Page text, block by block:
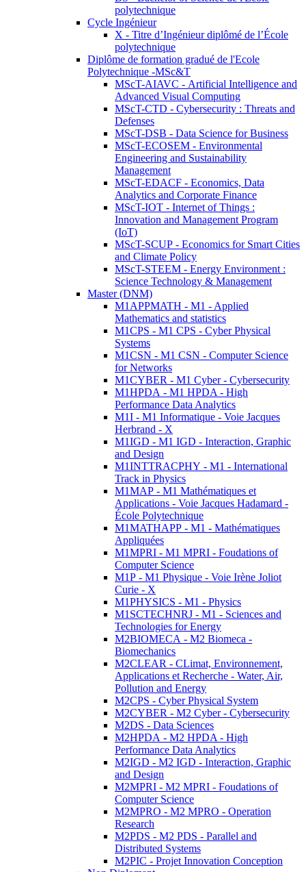
polytechnique
Cycle Ingénieur
X - Titre d’Ingénieur diplômé de l’École
polytechnique
Diplôme de formation gradué de l'Ecole
Polytechnique -MSc&T
MScT-AIAVC - Artificial Intelligence and
Advanced Visual Computing
MScT-CTD - Cybersecurity : Threats and
Defenses
MScT-DSB - Data Science for Business
MScT-ECOSEM - Environmental
Engineering and Sustainability
Management
MScT-EDACF - Economics, Data
Analytics and Corporate Finance
MScT-IOT - Internet of Things :
Innovation and Management Program
(IoT)
MScT-SCUP - Economics for Smart Cities
and Climate Policy
MScT-STEEM - Energy Environment :
Science Technology & Management
Master (DNM)
M1APPMATH - M1 - Applied
Mathematics and statistics
M1CPS - M1 CPS - Cyber Physical
Systems
M1CSN - M1 CSN - Computer Science
for Networks
M1CYBER - M1 Cyber - Cybersecurity
M1HPDA - M1 HPDA - High
Performance Data Analytics
M1I - M1 Informatique - Voie Jacques
Herbrand - X
M1IGD - M1 IGD - Interaction, Graphic
and Design
M1INTTRACPHY - M1 - International
Track in Physics
M1MAP - M1 Mathématiques et
Applications - Voie Jacques Hadamard -
École Polytechnique
M1MATHAPP - M1 - Mathématiques
Appliquées
M1MPRI - M1 MPRI - Foudations of
Computer Science
M1P - M1 Physique - Voie Irène Joliot
Curie - X
M1PHYSICS - M1 - Physics
M1SCTECHNRJ - M1 - Sciences and
Technologies for Energy
M2BIOMECA - M2 Biomeca -
Biomechanics
M2CLEAR - CLimat, Environnement,
Applications et Recherche - Water, Air,
Pollution and Energy
M2CPS - Cyber Physical System
M2CYBER - M2 Cyber - Cybersecurity
M2DS - Data Sciences
M2HPDA - M2 HPDA - High
Performance Data Analytics
M2IGD - M2 IGD - Interaction, Graphic
and Design
M2MPRI - M2 MPRI - Foudations of
Computer Science
M2MPRO - M2 MPRO - Operation
Research
M2PDS - M2 PDS - Parallel and
Distributed Systems
M2PIC - Projet Innovation Conception